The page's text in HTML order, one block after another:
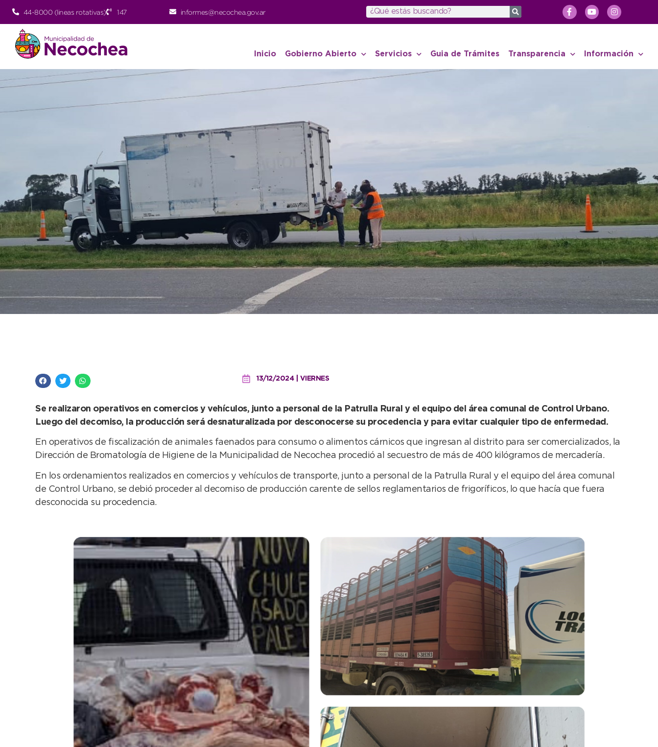
44-8000 (lineas rotativas) 147 informes@necochea.gov.ar
Inicio Gobierno Abierto Servicios Guia de Trámites Transparencia Información
13/12/2024 | VIERNES
Se realizaron operativos en comercios y vehículos, junto a personal de la Patrulla Rural y el equipo del área comunal de Control Urbano.
Luego del decomiso, la producción será desnaturalizada por desconocerse su procedencia y para evitar cualquier tipo de enfermedad.
En operativos de fiscalización de animales faenados para consumo o alimentos cárnicos que ingresan al distrito para ser comercializados, la
Dirección de Bromatología de Higiene de la Municipalidad de Necochea procedió al secuestro de más de 400 kilógramos de mercadería.
En los ordenamientos realizados en comercios y vehículos de transporte, junto a personal de la Patrulla Rural y el equipo del área comunal
de Control Urbano, se debió proceder al decomiso de producción carente de sellos reglamentarios de frigoríficos, lo que hacía que fuera
desconocida su procedencia.